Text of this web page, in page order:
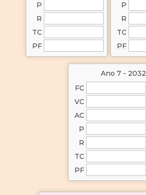
P
R
TC
PF
P
R
TC
PF
Ano 7 - 2032
FC
VC
AC
P
R
TC
PF